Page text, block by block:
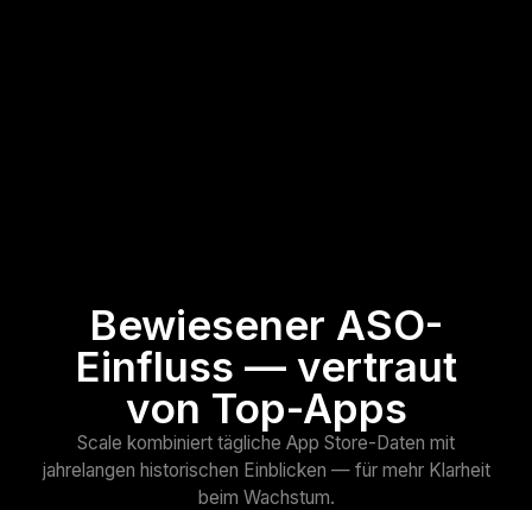
Bewiesener ASO-
Einfluss — vertraut
von Top-Apps
Scale kombiniert tägliche App Store-Daten mit
jahrelangen historischen Einblicken — für mehr Klarheit
beim Wachstum.